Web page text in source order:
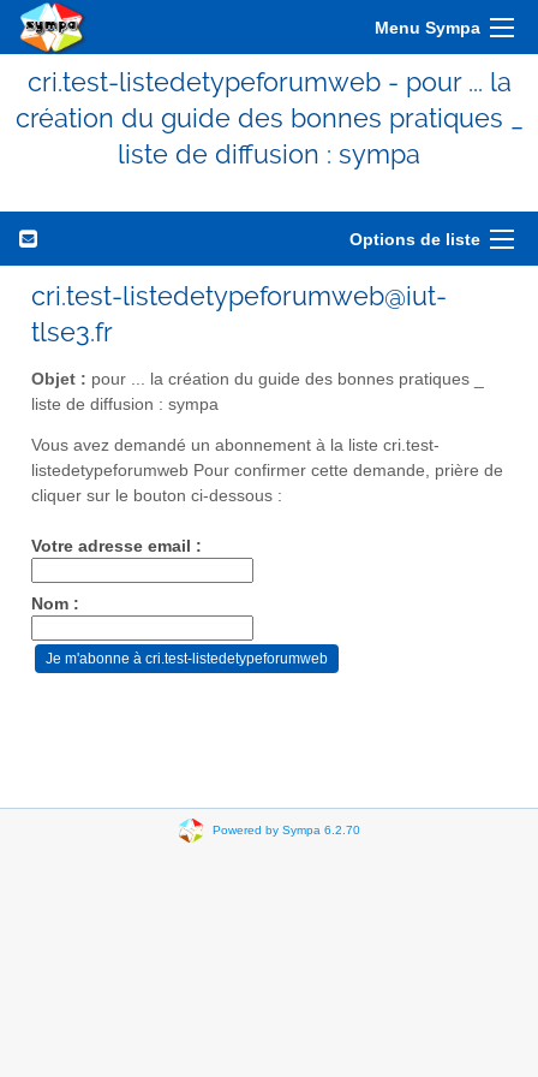
Menu Sympa
cri.test-listedetypeforumweb - pour ... la
création du guide des bonnes pratiques _
liste de diffusion : sympa
Options de liste
cri.test-listedetypeforumweb@iut-
tlse3.fr
Objet : pour ... la création du guide des bonnes pratiques _
liste de diffusion : sympa
Vous avez demandé un abonnement à la liste cri.test-
listedetypeforumweb Pour confirmer cette demande, prière de
cliquer sur le bouton ci-dessous :
Votre adresse email :
Nom :
Powered by Sympa 6.2.70